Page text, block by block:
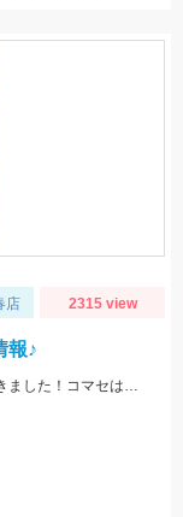
店 2315 view
報♪
豊浜釣り桟橋へファミリーでサビキ釣りを楽しんできました！コマセはサビキ三昧、イワシ三昧がオススメです！